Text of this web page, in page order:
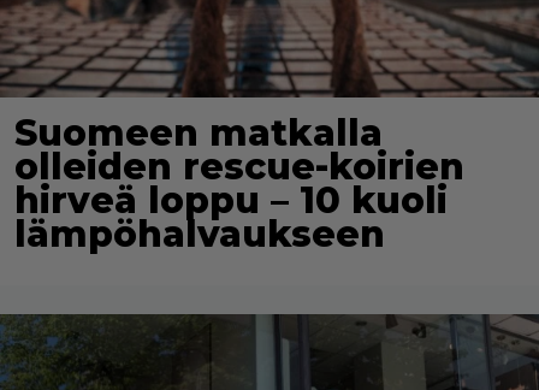
Suomeen matkalla
olleiden rescue-koirien
hirveä loppu – 10 kuoli
lämpöhalvaukseen